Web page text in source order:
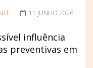
11 JUNHO 2026
influência
preventivas em